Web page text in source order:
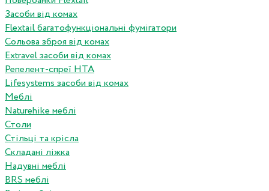
Засоби від комах
Flextail багатофункціональні фумігатори
Сольова зброя від комах
Extravel засоби від комах
Репелент-спреї HTA
Lifesystems засоби від комах
Меблі
Naturehike меблі
Столи
Стільці та крісла
Складані ліжка
Надувні меблі
BRS меблі